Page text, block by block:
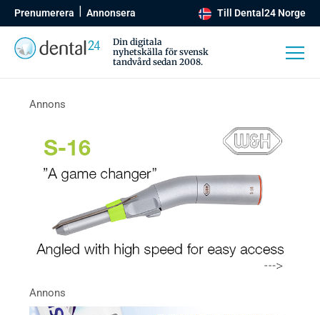
Prenumerera Annonsera Till Dental24 Norge
Din digitala
nyhetskälla för svensk
tandvård sedan 2008.